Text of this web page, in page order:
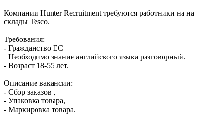
Компании Hunter Recruitment требуются работники на на
склады Tesco.
Требования:
- Гражданство ЕС
- Необходимо знание английского языка разговорный.
- Возраст 18-55 лет.
Описание вакансии:
- Сбор заказов ,
- Упаковка товара,
- Маркировка товара.